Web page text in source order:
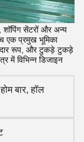
शॉपिंग सेंटरों और अन्य
एक प्रमुख भूमिका
रूप, और टुकड़े टुकड़े
में विभिन्न डिजाइन
बार, हॉल